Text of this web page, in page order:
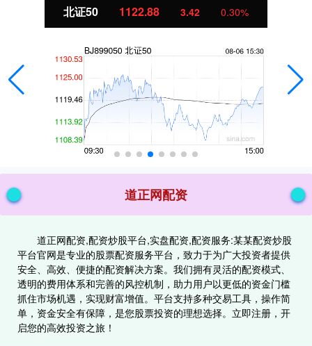
北证50 1122.88 3.42 0.30%
道正网配资
道正网配资,配资炒股平台,实盘配资,配资服务:某某配资炒股
平台官网是专业的股票配资服务平台，致力于为广大投资者提供
安全、高效、便捷的配资解决方案。我们拥有灵活的配资模式、
透明的费用体系和完善的风控机制，助力用户以更低的资金门槛
抓住市场机遇，实现财富增值。平台支持多种交易工具，操作简
单，资金安全有保障，是您股票投资的理想选择。立即注册，开
启您的高效投资之旅！